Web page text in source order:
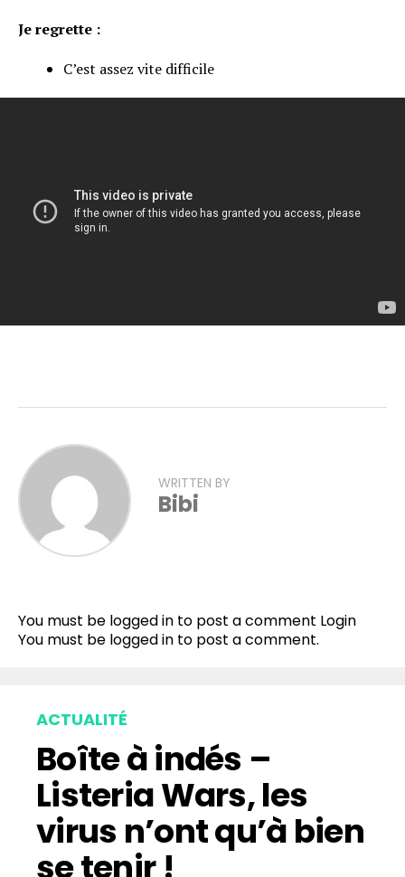
Je regrette :
C’est assez vite difficile
WRITTEN BY
Bibi
You must be logged in to post a comment Login
You must be logged in to post a comment.
ACTUALITÉ
Boîte à indés –
Listeria Wars, les
virus n’ont qu’à bien
se tenir !